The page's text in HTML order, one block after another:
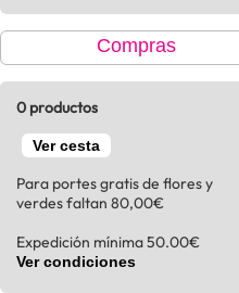
Compras
0 productos
Ver cesta
Para portes gratis de flores y
verdes faltan 80,00€
Expedición mínima 50.00€
Ver condiciones